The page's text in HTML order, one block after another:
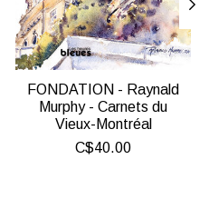
FONDATION - Raynald
Murphy - Carnets du
Vieux-Montréal
C$40.00